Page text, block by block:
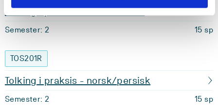
Tolking i praksis - norsk/oromo
Semester: 2 15 sp
TOS201R
Tolking i praksis - norsk/persisk
Semester: 2 15 sp